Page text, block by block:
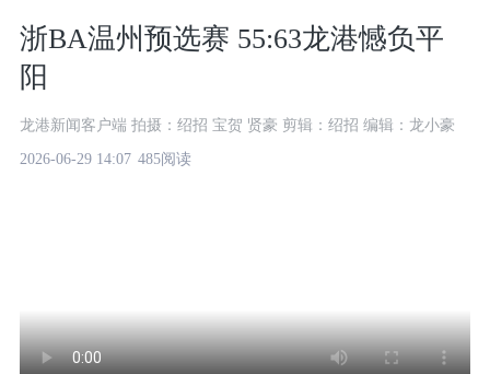
浙BA温州预选赛 55:63龙港憾负平
阳
龙港新闻客户端 拍摄：绍招 宝贺 贤豪 剪辑：绍招 编辑：龙小豪
2026-06-29 14:07 485阅读